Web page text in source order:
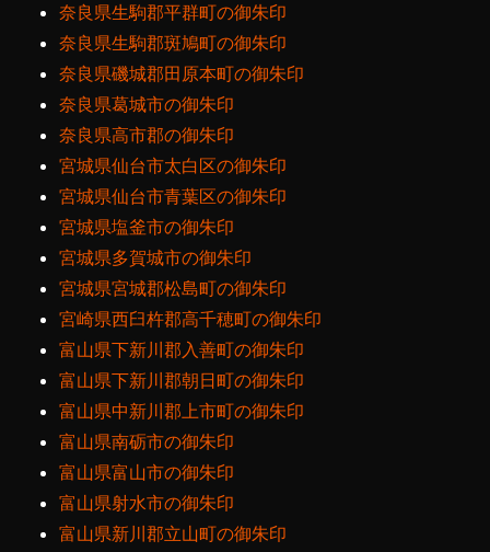
奈良県生駒郡平群町の御朱印
奈良県生駒郡斑鳩町の御朱印
奈良県磯城郡田原本町の御朱印
奈良県葛城市の御朱印
奈良県高市郡の御朱印
宮城県仙台市太白区の御朱印
宮城県仙台市青葉区の御朱印
宮城県塩釜市の御朱印
宮城県多賀城市の御朱印
宮城県宮城郡松島町の御朱印
宮崎県西臼杵郡高千穂町の御朱印
富山県下新川郡入善町の御朱印
富山県下新川郡朝日町の御朱印
富山県中新川郡上市町の御朱印
富山県南砺市の御朱印
富山県富山市の御朱印
富山県射水市の御朱印
富山県新川郡立山町の御朱印